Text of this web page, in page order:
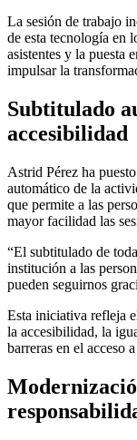
La sesión de trabajo
de esta tecnología en
asistentes y la puesta
impulsar la
Subtitulado
accesibilidad
Astrid Pérez ha
automático de la
que permite a las
mayor facilidad las
“El subtitulado de
institución a las
pueden seguirnos
Esta iniciativa refleja
la accesibilidad, la
barreras en el acceso